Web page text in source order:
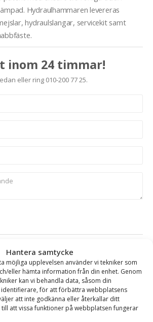
Hantera samtycke
möjliga upplevelsen använder vi tekniker som
eller hämta information från din enhet. Genom
kan vi behandla data, såsom din
för att förbättra webbplatsens
att inte godkänna eller återkallar ditt
till att vissa funktioner på webbplatsen fungerar
Hydraulhammaren levereras
hydraulslangar, servicekit samt
inom 24 timmar!
eller ring 010-200 77 25.